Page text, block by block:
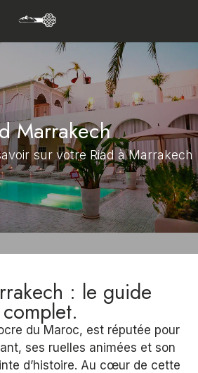
Marrakech
sur votre Riad à Marrakech
: le guide
complet.
du Maroc, est réputée pour
ses ruelles animées et son
d’histoire. Au cœur de cette